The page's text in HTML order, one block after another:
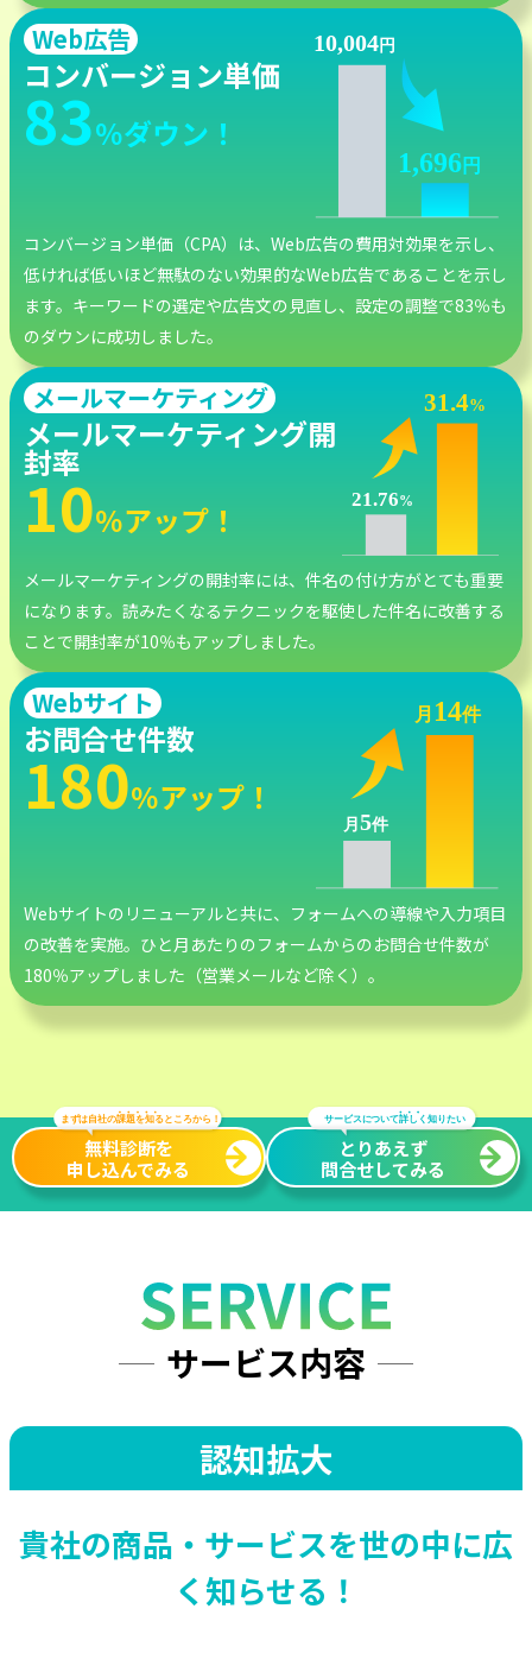
Web広告
コンバージョン単価
83％ダウン！
コンバージョン単価（CPA）は、Web広告の費用対効果を示し、
低ければ低いほど無駄のない効果的なWeb広告であることを示し
ます。キーワードの選定や広告文の見直し、設定の調整で83％も
のダウンに成功しました。
メールマーケティング
メールマーケティング開
封率
10％アップ！
メールマーケティングの開封率には、件名の付け方がとても重要
になります。読みたくなるテクニックを駆使した件名に改善する
ことで開封率が10％もアップしました。
Webサイト
お問合せ件数
180％アップ！
Webサイトのリニューアルと共に、フォームへの導線や入力項目
の改善を実施。ひと月あたりのフォームからのお問合せ件数が
180％アップしました（営業メールなど除く）。
無料診断を
申し込んでみる
とりあえず
問合せしてみる
サービス内容
認知拡大
貴社の商品・サービスを世の中に広
く知らせる！